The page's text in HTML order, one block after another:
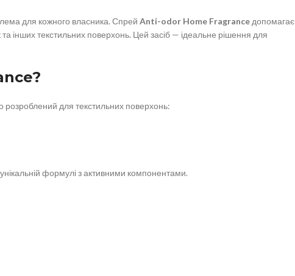
для кожного власника. Спрей Anti-odor Home Fragrance допомагає
інших текстильних поверхонь. Цей засіб — ідеальне рішення для
розроблений для текстильних поверхонь:
формулі з активними компонентами.